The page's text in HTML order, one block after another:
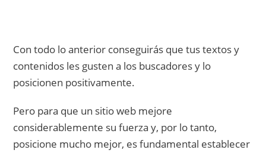
Con todo lo anterior conseguirás que tus textos y
contenidos les gusten a los buscadores y lo
posicionen positivamente.
Pero para que un sitio web mejore
considerablemente su fuerza y, por lo tanto,
posicione mucho mejor, es fundamental establecer